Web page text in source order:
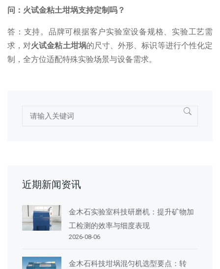
问：火试金粘土坩埚支持定制吗？
答：支持。品牌可根据客户实验室设备规格、实验工艺需
求，对火试金粘土坩埚的尺寸、外形、标识等进行个性化定
制，全方位适配特殊实验场景与设备需求。
近期新闻资讯
金木石实验室科技研磨机：提升矿物加
工检测的效率与细度表现
2026-08-06
金木石科技坩埚混匀机选型要点：转